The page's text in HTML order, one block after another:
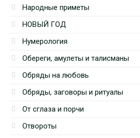
Народные приметы
НОВЫЙ ГОД
Нумерология
Обереги, амулеты и талисманы
Обряды на любовь
Обряды, заговоры и ритуалы
От сглаза и порчи
Отвороты